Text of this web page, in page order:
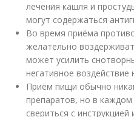
лечения кашля и
могут содержаться
Во время приёма
желательно
может усилить
негативное воздействие
Приём пищи обычно
препаратов, но в
свериться с